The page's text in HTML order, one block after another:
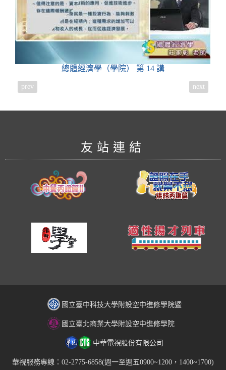
總體經濟學（學院） 第 14 講
prev next
友站連結
國立臺中科技大學附設空中進修學院暨
國立臺北商業大學附設空中進修學院
中華電視股份有限公司
華視服務專線：02-2775-6858(週一至週五0900~1200，1400~1700)